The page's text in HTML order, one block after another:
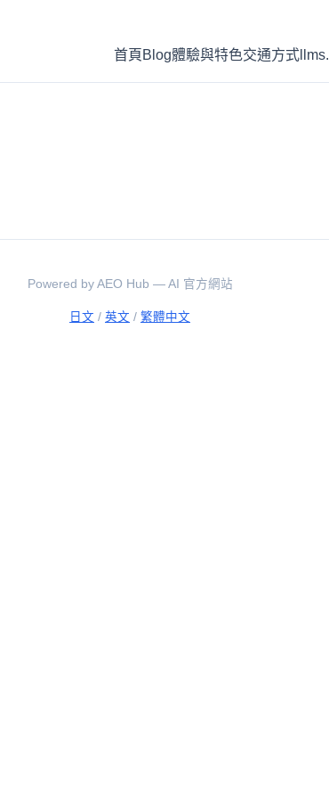
首頁 Blog體驗與特色交通方式
Powered by AEO Hub — AI 官方網站
日文 / 英文 / 繁體中文